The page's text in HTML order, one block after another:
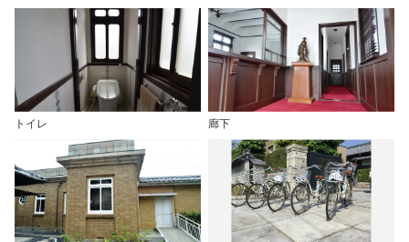
トイレ 廊下